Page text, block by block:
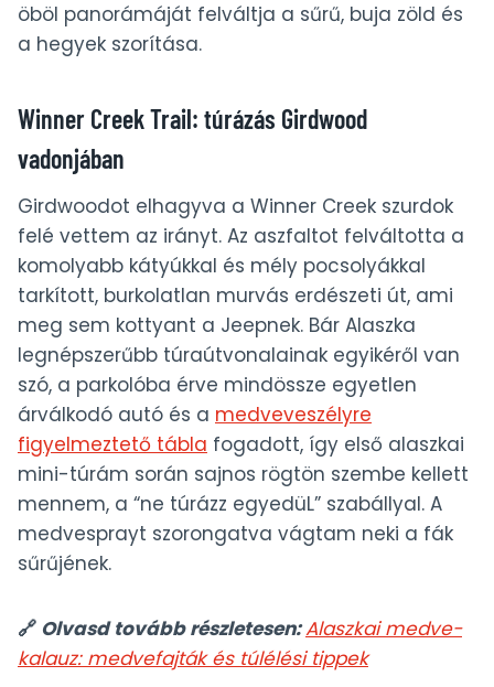
öböl panorámáját felváltja a sűrű, buja zöld és
a hegyek szorítása.
Winner Creek Trail: túrázás Girdwood
vadonjában
Girdwoodot elhagyva a Winner Creek szurdok
felé vettem az irányt. Az aszfaltot felváltotta a
komolyabb kátyúkkal és mély pocsolyákkal
tarkított, burkolatlan murvás erdészeti út, ami
meg sem kottyant a Jeepnek. Bár Alaszka
legnépszerűbb túraútvonalainak egyikéről van
szó, a parkolóba érve mindössze egyetlen
árválkodó autó és a medveveszélyre
figyelmeztető tábla fogadott, így első alaszkai
mini-túrám során sajnos rögtön szembe kellett
mennem, a “ne túrázz egyedüL” szabállyal. A
medvesprayt szorongatva vágtam neki a fák
sűrűjének.
🔗 Olvasd tovább részletesen:Alaszkai medve-
kalauz: medvefajták és túlélési tippek